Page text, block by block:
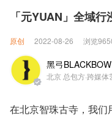
「元YUAN」全域
原创 2022-08-26 浏览
黑弓BLACKBOW
北京 总包方·跨媒体
在北京智珠古寺，我